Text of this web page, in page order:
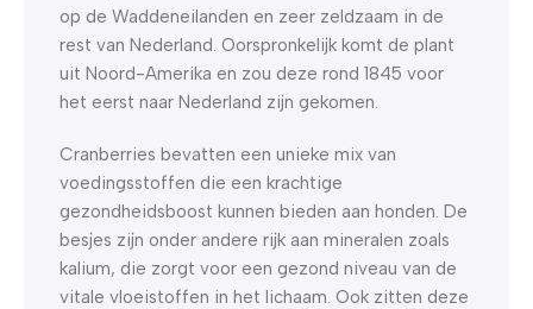
op de Waddeneilanden en zeer zeldzaam in de
rest van Nederland. Oorspronkelijk komt de plant
uit Noord-Amerika en zou deze rond 1845 voor
het eerst naar Nederland zijn gekomen.
Cranberries bevatten een unieke mix van
voedingsstoffen die een krachtige
gezondheidsboost kunnen bieden aan honden. De
besjes zijn onder andere rijk aan mineralen zoals
kalium, die zorgt voor een gezond niveau van de
vitale vloeistoffen in het lichaam. Ook zitten deze